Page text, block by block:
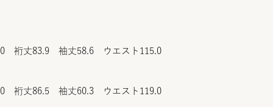
裄丈83.9 袖丈58.6 ウエスト115.0
裄丈86.5 袖丈60.3 ウエスト119.0